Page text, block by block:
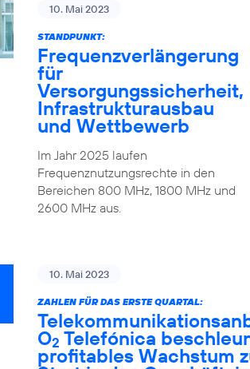
10. Mai 2023
STANDPUNKT:
Frequenzverlängerung
für
Versorgungssicherheit,
Infrastrukturausbau
und Wettbewerb
Im Jahr 2025 laufen
Frequenznutzungsrechte in den
Bereichen 800 MHz, 1800 MHz und
2600 MHz aus.
10. Mai 2023
ZAHLEN FÜR DAS ERSTE QUARTAL:
O2 Telefónica
profitables Wachstum